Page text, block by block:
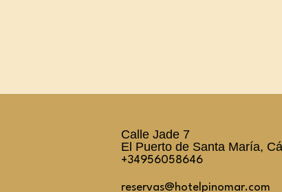
Calle Jade 7
El Puerto de Santa María,
+34956058646
reservas@hotelpinomar.com